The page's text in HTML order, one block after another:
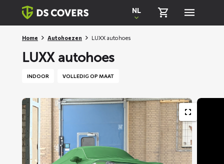
Skiplinks
NL
Home Autohoezen LUXX autohoes
LUXX autohoes
INDOOR VOLLEDIG OP MAAT